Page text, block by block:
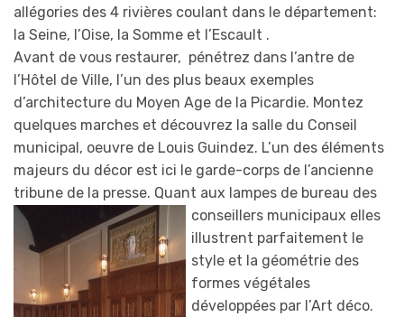
allégories des 4 rivières coulant dans le département:
la Seine, l’Oise, la Somme et l’Escault .
Avant de vous restaurer, pénétrez dans l’antre de
l’Hôtel de Ville, l’un des plus beaux exemples
d’architecture du Moyen Age de la Picardie. Montez
quelques marches et découvrez la salle du Conseil
municipal, oeuvre de Louis Guindez. L’un des éléments
majeurs du décor est ici le garde-corps de l’ancienne
tribune de la presse. Quant aux lampes de bureau des
conseillers municipaux elles
illustrent parfaitement le
style et la géométrie des
formes végétales
développées par l’Art déco.